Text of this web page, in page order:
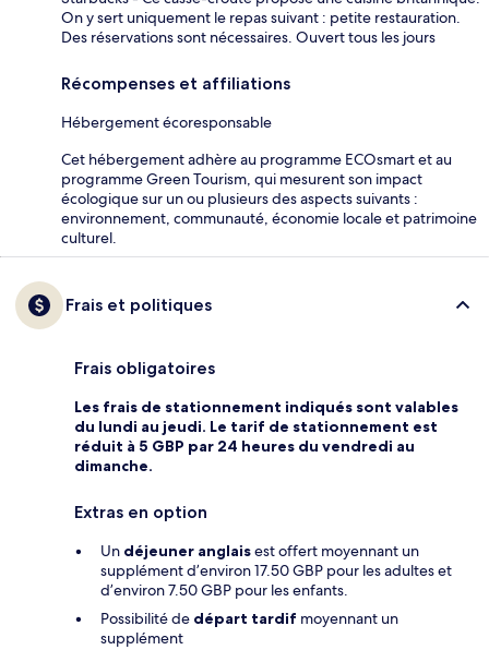
On y sert uniquement le repas suivant : petite restauration.
Des réservations sont nécessaires. Ouvert tous les jours
Récompenses et affiliations
Hébergement écoresponsable
Cet hébergement adhère au programme ECOsmart et au
programme Green Tourism, qui mesurent son impact
écologique sur un ou plusieurs des aspects suivants :
environnement, communauté, économie locale et patrimoine
culturel.
Frais et politiques
Frais obligatoires
Les frais de stationnement indiqués sont valables
du lundi au jeudi. Le tarif de stationnement est
réduit à 5 GBP par 24 heures du vendredi au
dimanche.
Extras en option
Un déjeuner anglaisest offert moyennant un
supplément d’environ 17.50 GBP pour les adultes et
d’environ 7.50 GBP pour les enfants.
Possibilité de départ tardif moyennant un
supplément